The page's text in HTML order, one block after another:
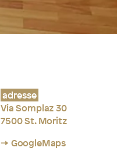
adresse
Via Somplaz 30
7500 St. Moritz
→ GoogleMaps